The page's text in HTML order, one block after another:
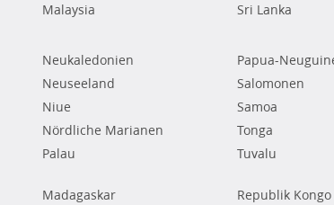
Malaysia
Sri Lanka
Neukaledonien
Neuseeland
Niue
Nördliche Marianen
Palau
Papua-
Salomonen
Samoa
Tonga
Tuvalu
Madagaskar
Republik Kongo